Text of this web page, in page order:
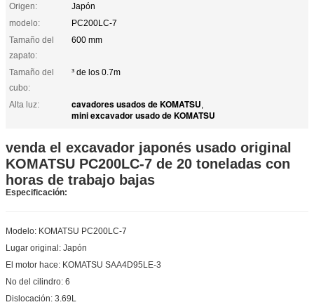
Origen:
Japón
modelo:
PC200LC-7
Tamaño del
zapato:
600 mm
Tamaño del
cubo:
³ de los 0.7m
Alta luz: cavadores usados de KOMATSU,
mini excavador usado de KOMATSU
venda el excavador japonés usado original
KOMATSU PC200LC-7 de 20 toneladas con
horas de trabajo bajas
Especificación:
Modelo: KOMATSU PC200LC-7
Lugar original: Japón
El motor hace: KOMATSU SAA4D95LE-3
No del cilindro: 6
Dislocación: 3.69L